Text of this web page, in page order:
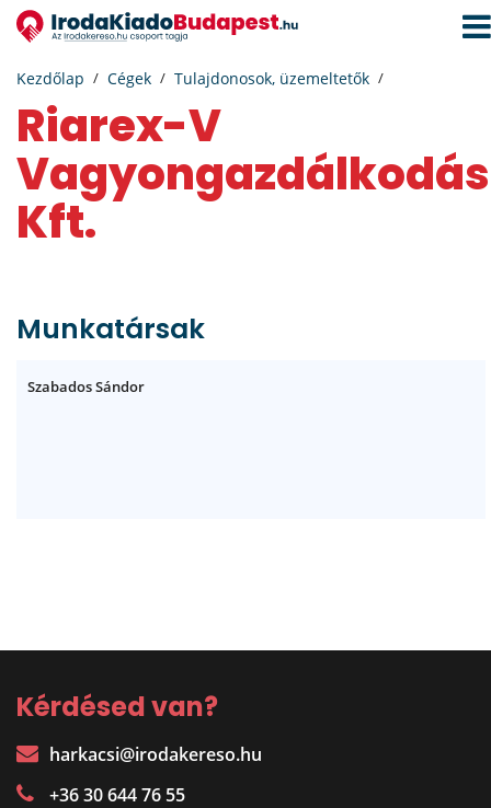
Kezdőlap Cégek Tulajdonosok, üzemeltetők
Riarex-V
Kft.
Munkatársak
Szabados Sándor
Kérdésed van?
harkacsi@irodakereso.hu
+36 30 644 76 55